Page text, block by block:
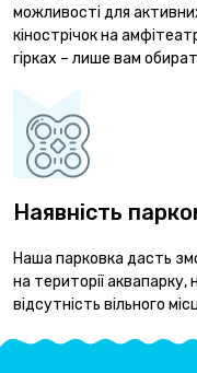
можливості для
кінострічок на
гірках – лише вам
Наявність
Наша парковка дасть
на території
відсутність вільного